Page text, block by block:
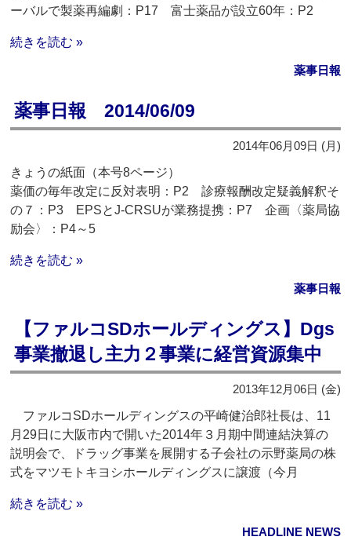
ーバルで製薬再編劇：P17 富士薬品が設立60年：P2
続きを読む »
薬事日報
薬事日報 2014/06/09
2014年06月09日 (月)
きょうの紙面（本号8ページ）
薬価の毎年改定に反対表明：P2 診療報酬改定疑義解釈そ
の７：P3 EPSとJ-CRSUが業務提携：P7 企画〈薬局協
励会〉：P4～5
続きを読む »
薬事日報
【ファルコSDホールディングス】Dgs
事業撤退し主力２事業に経営資源集中
2013年12月06日 (金)
ファルコSDホールディングスの平崎健治郎社長は、11
月29日に大阪市内で開いた2014年３月期中間連結決算の
説明会で、ドラッグ事業を展開する子会社の示野薬局の株
式をマツモトキヨシホールディングスに譲渡（今月
続きを読む »
HEADLINE NEWS